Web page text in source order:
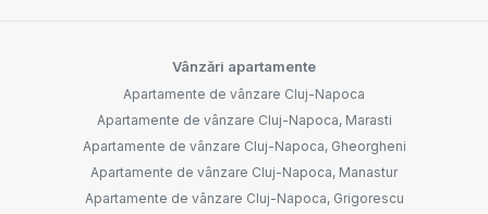
Vânzări apartamente
Apartamente de vânzare Cluj-Napoca
Apartamente de vânzare Cluj-Napoca, Marasti
Apartamente de vânzare Cluj-Napoca, Gheorgheni
Apartamente de vânzare Cluj-Napoca, Manastur
Apartamente de vânzare Cluj-Napoca, Grigorescu